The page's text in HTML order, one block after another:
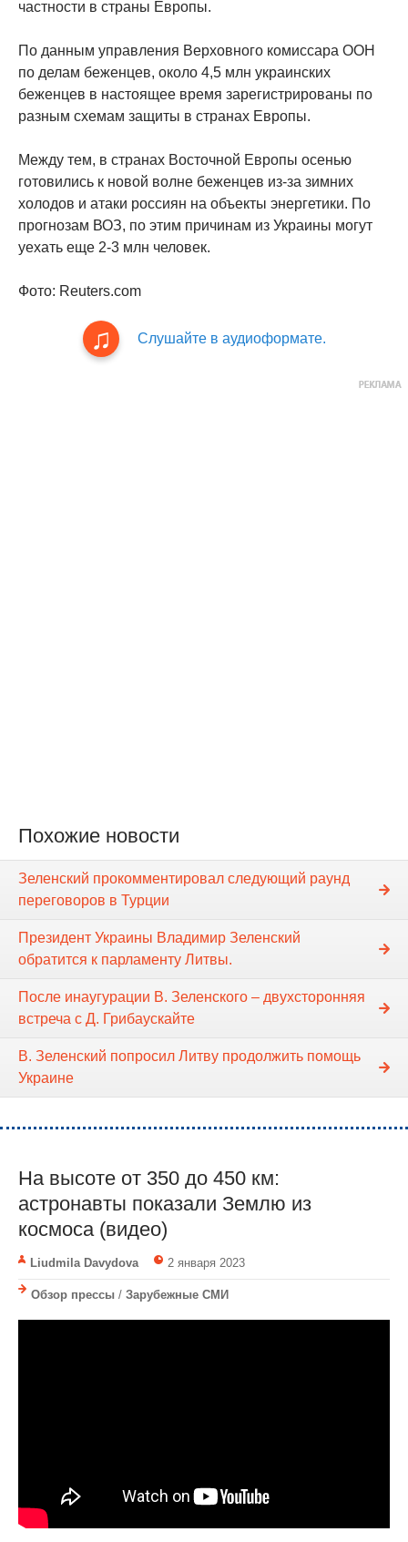
частности в страны Европы.
По данным управления Верховного комиссара ООН
по делам беженцев, около 4,5 млн украинских
беженцев в настоящее время зарегистрированы по
разным схемам защиты в странах Европы.
Между тем, в странах Восточной Европы осенью
готовились к новой волне беженцев из-за зимних
холодов и атаки россиян на объекты энергетики. По
прогнозам ВОЗ, по этим причинам из Украины могут
уехать еще 2-3 млн человек.
Фото: Reuters.com
Слушайте в аудиоформате.
Похожие новости
Зеленский прокомментировал следующий раунд
переговоров в Турции
Президент Украины Владимир Зеленский
обратится к парламенту Литвы.
После инаугурации В. Зеленского – двухсторонняя
встреча с Д. Грибаускайте
В. Зеленский попросил Литву продолжить помощь
Украине
На высоте от 350 до 450 км:
астронавты показали Землю из
космоса (видео)
Liudmila Davydova 2 января 2023
Обзор прессы / Зарубежные СМИ